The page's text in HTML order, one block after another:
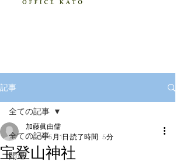
記事
全ての記事
開運
全ての記事
宝登山神社
加藤眞由儒
2023年5月1日 読了時間: 5分